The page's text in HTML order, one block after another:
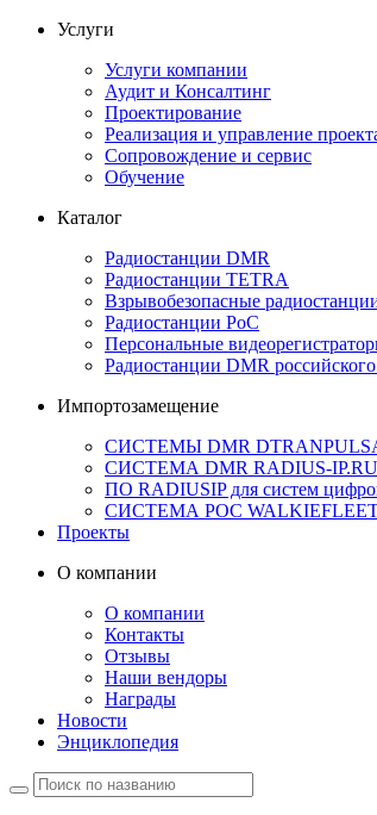
Услуги
Услуги компании
Аудит и Консалтинг
Проектирование
Реализация и управление
Сопровождение и сервис
Обучение
Каталог
Радиостанции DMR
Радиостанции TETRA
Взрывобезопасные
Радиостанции PoC
Персональные
Радиостанции DMR
Импортозамещение
СИСТЕМЫ DMR
СИСТЕМА DMR RADIUS-IP.RU
ПО RADIUSIP для систем
CИСТЕМА POC
Проекты
О компании
О компании
Контакты
Отзывы
Наши вендоры
Награды
Новости
Энциклопедия